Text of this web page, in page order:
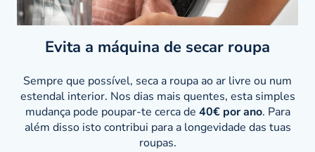
Evita a máquina de secar roupa
Sempre que possível, seca a roupa ao ar livre ou num
estendal interior. Nos dias mais quentes, esta simples
mudança pode poupar-te cerca de 40€ por ano. Para
além disso isto contribui para a longevidade das tuas
roupas.